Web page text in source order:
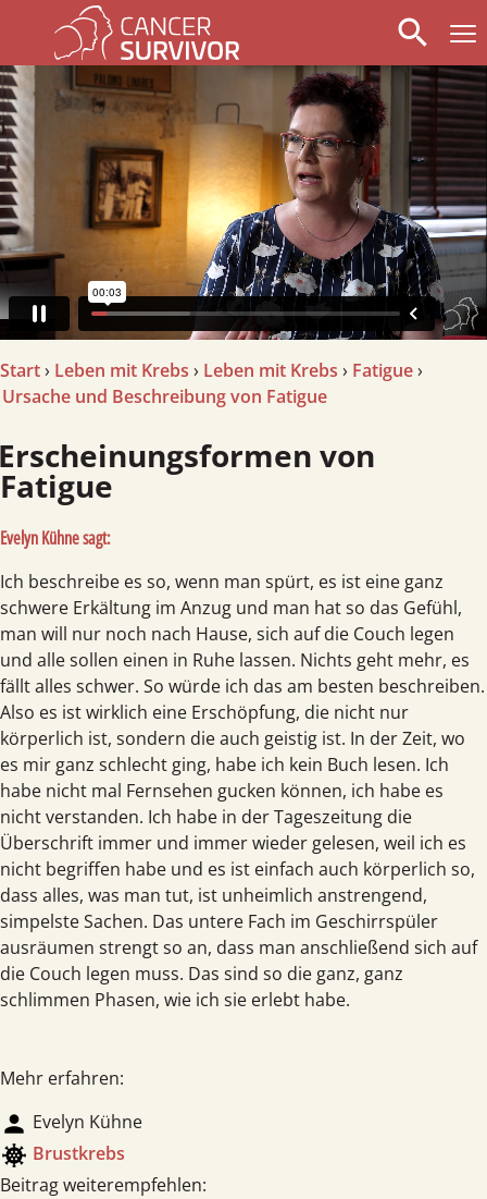
search
arrow_left
Start› Leben mit Krebs › Leben mit Krebs › Fatigue›
Ursache und Beschreibung von Fatigue
von
Fatigue
Evelyn Kühne sagt:
Ich beschreibe es so, wenn man spürt, es ist eine ganz
schwere Erkältung im Anzug und man hat so das Gefühl,
man will nur noch nach Hause, sich auf die Couch legen
und alle sollen einen in Ruhe lassen. Nichts geht mehr, es
fällt alles schwer. So würde ich das am besten beschreiben.
Also es ist wirklich eine Erschöpfung, die nicht nur
körperlich ist, sondern die auch geistig ist. In der Zeit, wo
es mir ganz schlecht ging, habe ich kein Buch lesen. Ich
habe nicht mal Fernsehen gucken können, ich habe es
nicht verstanden. Ich habe in der Tageszeitung die
Überschrift immer und immer wieder gelesen, weil ich es
nicht begriffen habe und es ist einfach auch körperlich so,
dass alles, was man tut, ist unheimlich anstrengend,
simpelste Sachen. Das untere Fach im Geschirrspüler
ausräumen strengt so an, dass man anschließend sich auf
die Couch legen muss. Das sind so die ganz, ganz
schlimmen Phasen, wie ich sie erlebt habe.
Mehr erfahren:
person Evelyn Kühne
coronavirus Brust­krebs
Beitrag weiterempfehlen: